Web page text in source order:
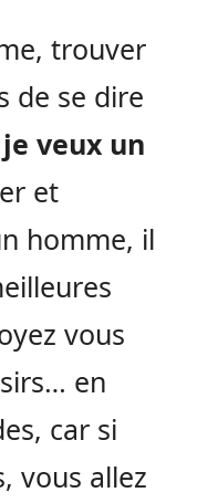
trouver
de se dire
veux un
et
homme, il
vous
en
car si
vous allez